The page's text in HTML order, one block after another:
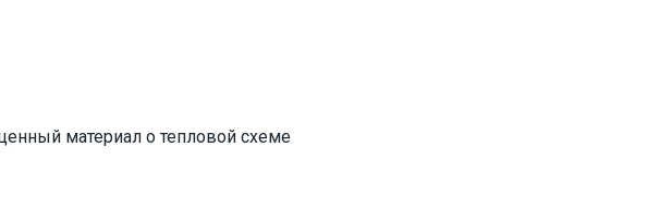
материал о тепловой схеме